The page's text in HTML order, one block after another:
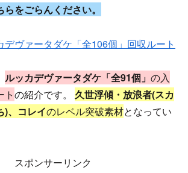
をごらんください。
デヴァータダケ「全106個」回収ルート
ルッカデヴァータダケ「全91個」 の入
トの紹介です。
久世浮傾・放浪者(スカ
)、コレイのレベル突破素材となってい
スポンサーリンク